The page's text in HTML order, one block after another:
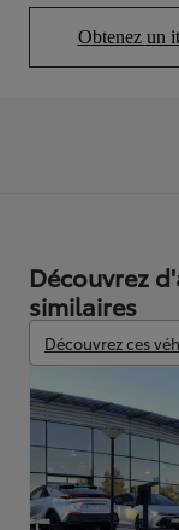
Obtenez un
Découvrez
similaires
Découvrez ces